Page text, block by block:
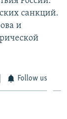
санкций.
и
Follow us